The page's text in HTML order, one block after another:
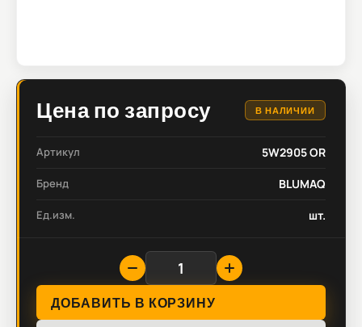
Цена по запросу В НАЛИЧИИ
Артикул 5W2905 OR
Бренд BLUMAQ
Ед.изм. шт.
ДОБАВИТЬ В КОРЗИНУ